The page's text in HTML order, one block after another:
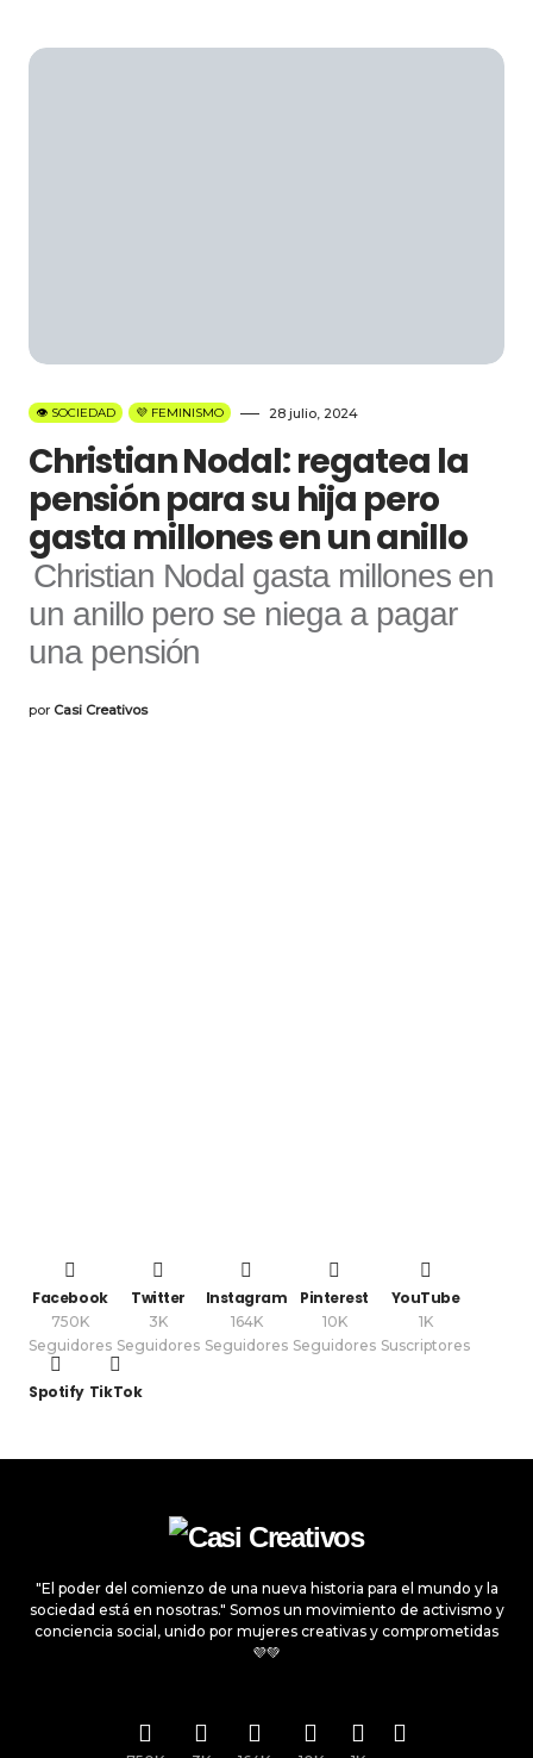
👁️ SOCIEDAD 💜 FEMINISMO 28 julio, 2024
Christian Nodal: regatea la
pensión para su hija pero
gasta millones en un anillo
Christian Nodal gasta millones en
un anillo pero se niega a pagar
una pensión
por Casi Creativos
Facebook
750K
Seguidores
Twitter
3K
Seguidores
Instagram
164K
Seguidores
Pinterest
10K
Seguidores
YouTube
1K
Suscriptores
Spotify TikTok
"El poder del comienzo de una nueva historia para el mundo y la
sociedad está en nosotras." Somos un movimiento de activismo y
conciencia social, unido por mujeres creativas y comprometidas
💜💚